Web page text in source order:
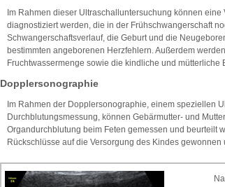
Im Rahmen dieser Ultraschalluntersuchung können
diagnostiziert werden, die in der Frühschwangerschaft
Schwangerschaftsverlauf, die Geburt und die
bestimmten angeborenen Herzfehlern. Außerdem
Fruchtwassermenge sowie die kindliche und
Dopplersonographie
Im Rahmen der Dopplersonographie, einem speziellen
Durchblutungsmessung, können Gebärmutter- und
Organdurchblutung beim Feten gemessen und beurteilt
Rückschlüsse auf die Versorgung des Kindes